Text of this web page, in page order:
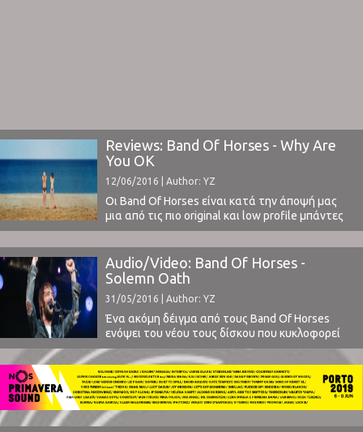
Reviews: Band Of Horses - Why Are
You OK
12/06/2016 | Author: YZ
Οι Band Of Horses είναι κατά την άποψή μας
μια από τις πιο original και low profile μπάντες
των ημερών μας. Από τις μπάντες που
συνδυάζουν με αριστοτεχνικό τρόπο τη folk και
indie μουσική της άλλης πλευράς του
Ατλαντικού και με συνέπεια την τελευταία
Audio/Video: Band Of Horses -
Solemn Oath
31/05/2016 | Author: YZ
Ένα ακόμη δέιγμα από τους Band Of Horses
ενόψει του νέου τους δίσκου που κυκλοφορεί
σε λίγες ημέρες.Ακούστε Solemn Oath που μας
βάζει ακόμα περισότερο στο κλίμα του νέου
δίσκου που θα τιτλοφορείται "Why Are You
OK". ⁪ Δείτε επίσης το βίντεο από την εμφάνισή
τους στο In A Drawer στο The Late Show ...